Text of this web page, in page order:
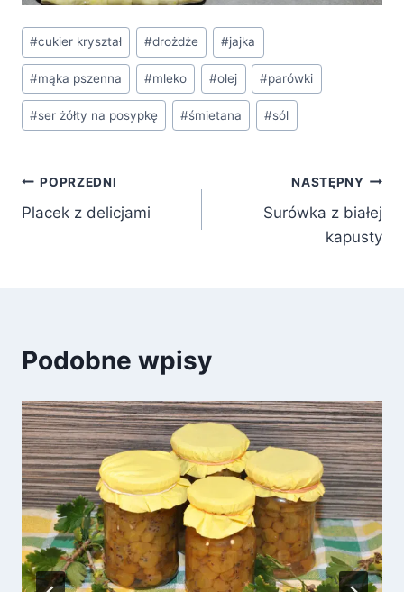
Tagi
wpisu:
#cukier kryształ #drożdże #jajka
#mąka pszenna #mleko #olej #parówki
#ser żółty na posypkę #śmietana #sól
Nawigacja
wpisu
POPRZEDNI
Placek z delicjami
NASTĘPNY
Surówka z białej
kapusty
Podobne wpisy